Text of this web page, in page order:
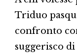
Triduo
confronto
suggerisco